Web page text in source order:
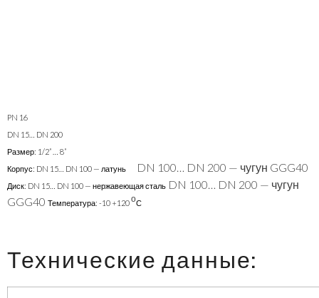
PN 16
DN 15… DN 200
Размер: 1/2” … 8”
Корпус: DN 15… DN 100 — латунь
DN 100… DN 200 — чугун GGG40
Диск: DN 15… DN 100 — нержавеющая сталь DN 100… DN 200 — чугун
GGG40 Температура: -10 +120оС
Технические данные: